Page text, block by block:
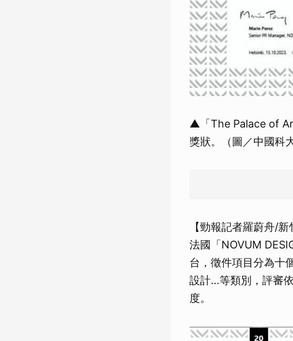
▲「The Palace of
獎狀。（圖／中國科
【勁報記者羅蔚舟/新
法國「NOVUM
台，徵件項目分為十
設計…等類別，評審
度。